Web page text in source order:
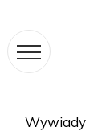
Wywiady